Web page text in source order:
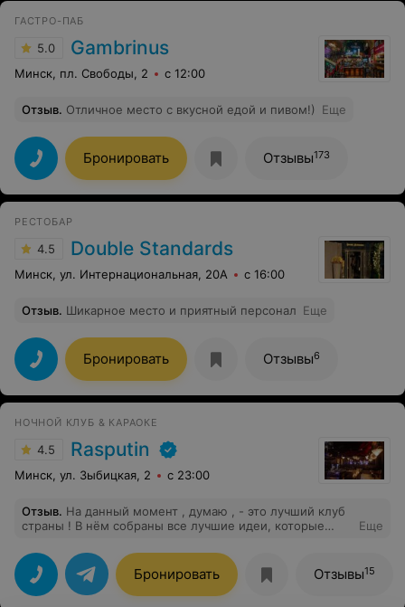
ГАСТРО-ПАБ
5.0 Gambrinus
Минск, пл. Свободы, 2 с 12:00
Отзыв. Отличное место с вкусной едой и пивом!) Еще
Бронировать Отзывы173
РЕСТОБАР
4.5 Double Standards
Минск, ул. Интернациональная, 20А с 16:00
Отзыв. Шикарное место и приятный персонал Еще
Бронировать Отзывы6
НОЧНОЙ КЛУБ & КАРАОКЕ
4.5 Rasputin
Минск, ул. Зыбицкая, 2 с 23:00
Отзыв. На данный момент , думаю , - это лучший клуб
страны ! В нём собраны все лучшие идеи, которые
того , заведение имеет два уровня: караоке внизу и
полноценный клуб вверху.
Еще
Бронировать Отзывы15